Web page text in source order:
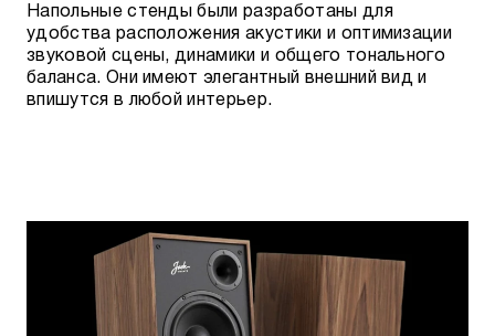
Напольные стенды были разработаны для
удобства расположения акустики и оптимизации
звуковой сцены, динамики и общего тонального
баланса. Они имеют элегантный внешний вид и
впишутся в любой интерьер.